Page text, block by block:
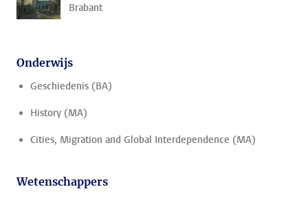
Brabant
Onderwijs
Geschiedenis (BA)
History (MA)
Cities, Migration and Global Interdependence (MA)
Wetenschappers